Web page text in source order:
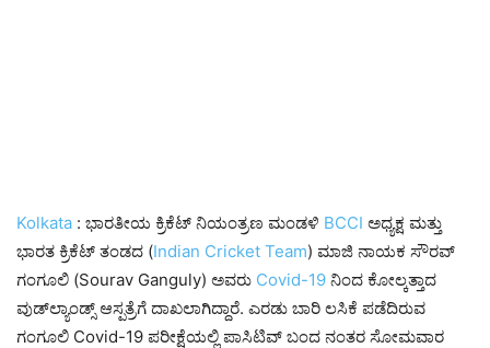
Kolkata : ಭಾರತೀಯ ಕ್ರಿಕೆಟ್ ನಿಯಂತ್ರಣ ಮಂಡಳಿ BCCI ಅಧ್ಯಕ್ಷ ಮತ್ತು
ಭಾರತ ಕ್ರಿಕೆಟ್ ತಂಡದ (Indian Cricket Team) ಮಾಜಿ ನಾಯಕ ಸೌರವ್
ಗಂಗೂಲಿ (Sourav Ganguly) ಅವರು Covid-19 ನಿಂದ ಕೋಲ್ಕತ್ತಾದ
ವುಡ್‌ಲ್ಯಾಂಡ್ಸ್ ಆಸ್ಪತ್ರೆಗೆ ದಾಖಲಾಗಿದ್ದಾರೆ. ಎರಡು ಬಾರಿ ಲಸಿಕೆ ಪಡೆದಿರುವ
ಗಂಗೂಲಿ Covid-19 ಪರೀಕ್ಷೆಯಲ್ಲಿ ಪಾಸಿಟಿವ್ ಬಂದ ನಂತರ ಸೋಮವಾರ